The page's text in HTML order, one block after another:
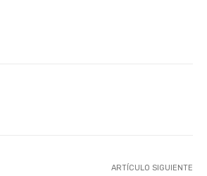
ARTÍCULO SIGUIENTE